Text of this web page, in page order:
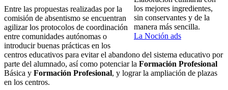
los mejores ingredientes,
sin conservantes y de la
manera más sencilla.
La Noción ads
Entre las propuestas realizadas por la
comisión de absentismo se encuentran
agilizar los protocolos de coordinación
entre comunidades autónomas o
introducir buenas prácticas en los
centros educativos para evitar el abandono del sistema educativo por
parte del alumnado, así como potenciar la Formación Profesional
Básica y Formación Profesional, y lograr la ampliación de plazas
en los centros.